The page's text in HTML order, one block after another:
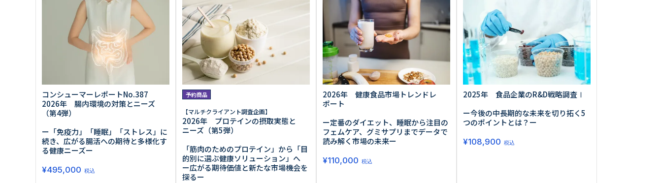
食品添加物
R&D
海外
Pharmaceuticals & Medical
骨・関節
循環器・代謝
泌尿器・婦人
デジタル・Dtx
その他
Chemical & Life Sciences
ファイン・スペシャリティ・原料
プラスチック・容器・包装材
農薬・農業資材
電子材料
自動車
ライフサイエンス
CDMO
海外
その他
調査の種類から探す
市場調査 患者・ドクター調査
戦略調査 素材・原料・R&D調査 海外・グローバル調査
〒550-0013
TEL 06-6538-5358（代表）
コンシューマーレポートNo.387
2026年 腸内環境の対策とニーズ
（第4弾）
ー「免疫力」「睡眠」「ストレス」に
続き、広がる腸活への期待と多様化す
る健康ニーズー
¥495,000 税込
予約商品
【マルチクライアント調査企画】
2026年 プロテインの摂取実態と
ニーズ（第5弾）
「筋肉のためのプロテイン」から「目
的別に選ぶ健康ソリューション」へ
ー広がる期待価値と新たな市場機会を
探るー
2026年 健康食品市場トレンドレ
ポート
ー定番のダイエット、睡眠から注目の
フェムケア、グミサプリまでデータで
読み解く市場の未来ー
¥110,000 税込
2025年 食品企業のR&D戦略調査Ⅰ
ー今後の中長期的な未来を切り拓く5
つのポイントとは？ー
¥108,900 税込